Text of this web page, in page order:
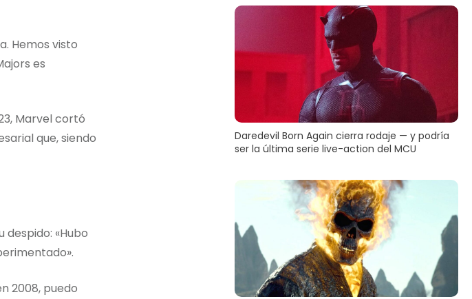
Hemos visto
es
Marvel cortó
que, siendo
«Hubo
2008, puedo
Daredevil Born Again cierra rodaje — y podría
ser la última serie live-action del MCU